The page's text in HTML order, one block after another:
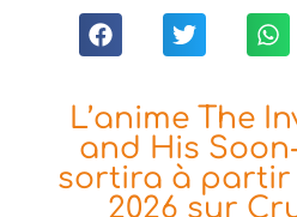
L’anime The
and His
sortira à partir
2026 sur